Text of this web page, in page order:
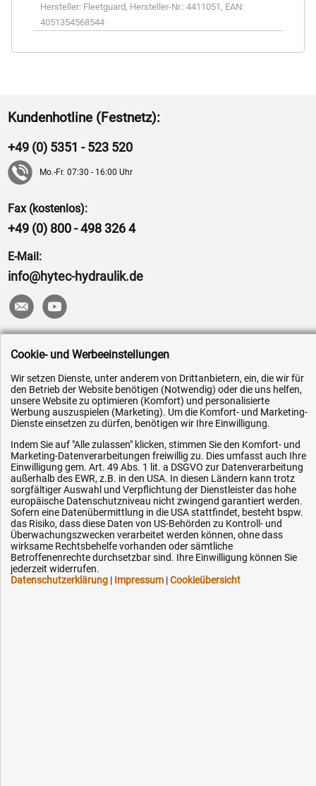
Hersteller: Fleetguard , Hersteller-Nr.: 4411051 , EAN:
4051354568544
Kundenhotline (Festnetz):
+49 (0) 5351 - 523 520
Mo.-Fr. 07:30 - 16:00 Uhr
Fax (kostenlos):
+49 (0) 800 - 498 326 4
E-Mail:
info@hytec-hydraulik.de
Hilfe & Service
Versandkosten
Zahlungsarten
Service
AGB / Widerrufsrecht
Datenschutz
Impressum
Karriere
OEM-Ersatzteile
Technik-Hilfe
Downloads
Kontakt
Cookie- und Werbeeinstellungen
Wir setzen Dienste, unter anderem von Drittanbietern, ein, die wir für
den Betrieb der Website benötigen (Notwendig) oder die uns helfen,
unsere Website zu optimieren (Komfort) und personalisierte
Werbung auszuspielen (Marketing). Um die Komfort- und Marketing-
Dienste einsetzen zu dürfen, benötigen wir Ihre Einwilligung.
Indem Sie auf "Alle zulassen" klicken, stimmen Sie den Komfort- und
Marketing-Datenverarbeitungen freiwillig zu. Dies umfasst auch Ihre
Einwilligung gem. Art. 49 Abs. 1 lit. a DSGVO zur Datenverarbeitung
außerhalb des EWR, z.B. in den USA. In diesen Ländern kann trotz
sorgfältiger Auswahl und Verpflichtung der Dienstleister das hohe
europäische Datenschutzniveau nicht zwingend garantiert werden.
Sofern eine Datenübermittlung in die USA stattfindet, besteht bspw.
das Risiko, dass diese Daten von US-Behörden zu Kontroll- und
Überwachungszwecken verarbeitet werden können, ohne dass
wirksame Rechtsbehelfe vorhanden oder sämtliche
Betroffenenrechte durchsetzbar sind. Ihre Einwilligung können Sie
jederzeit widerrufen.
Datenschutzerklärung | Impressum |Cookieübersicht